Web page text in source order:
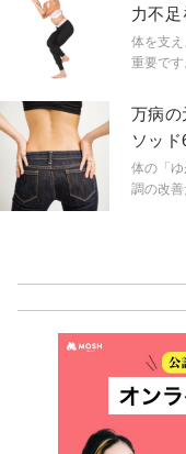
力不足
体を支
重要で
中村尚人
教えて
を踏み
万病の
ソッド
体の「
調の改